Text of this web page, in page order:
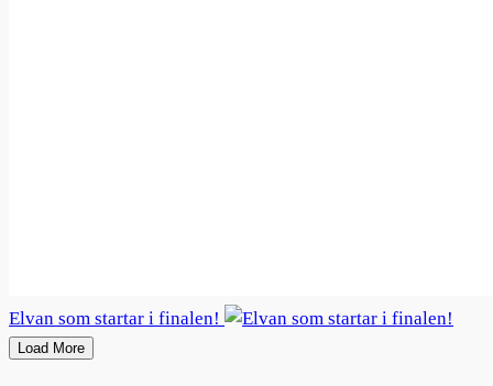
Elvan som startar i finalen!
Load More